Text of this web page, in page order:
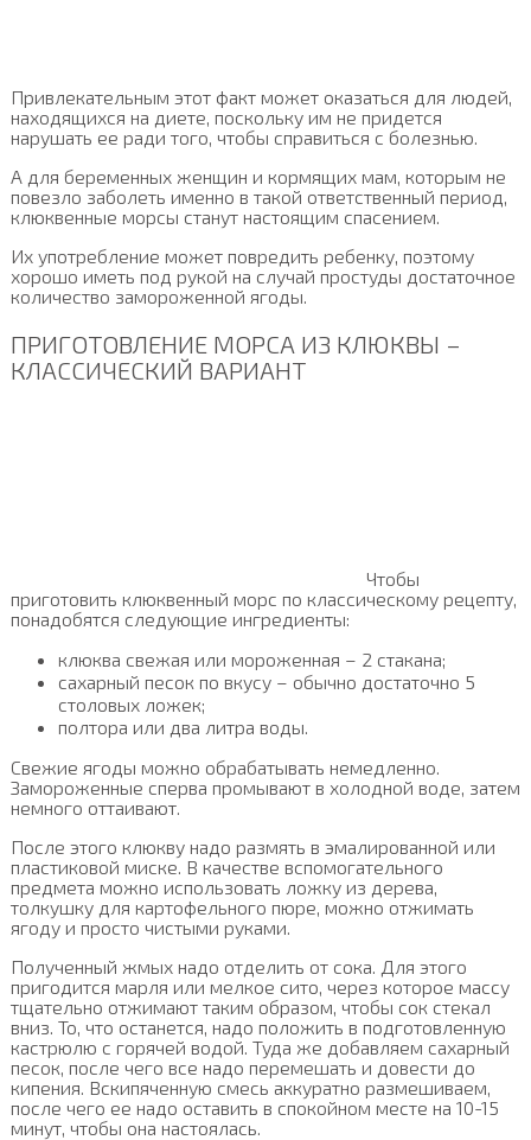
Привлекательным этот факт может оказаться для людей,
находящихся на диете, поскольку им не придется
нарушать ее ради того, чтобы справиться с болезнью.
А для беременных женщин и кормящих мам, которым не
повезло заболеть именно в такой ответственный период,
клюквенные морсы станут настоящим спасением.
Их употребление может повредить ребенку, поэтому
хорошо иметь под рукой на случай простуды достаточное
количество замороженной ягоды.
ПРИГОТОВЛЕНИЕ МОРСА ИЗ КЛЮКВЫ –
КЛАССИЧЕСКИЙ ВАРИАНТ
Чтобы
приготовить клюквенный морс по классическому рецепту,
понадобятся следующие ингредиенты:
клюква свежая или мороженная – 2 стакана;
сахарный песок по вкусу – обычно достаточно 5
столовых ложек;
полтора или два литра воды.
Свежие ягоды можно обрабатывать немедленно.
Замороженные сперва промывают в холодной воде, затем
немного оттаивают.
После этого клюкву надо размять в эмалированной или
пластиковой миске. В качестве вспомогательного
предмета можно использовать ложку из дерева,
толкушку для картофельного пюре, можно отжимать
ягоду и просто чистыми руками.
Полученный жмых надо отделить от сока. Для этого
пригодится марля или мелкое сито, через которое массу
тщательно отжимают таким образом, чтобы сок стекал
вниз. То, что останется, надо положить в подготовленную
кастрюлю с горячей водой. Туда же добавляем сахарный
песок, после чего все надо перемешать и довести до
кипения. Вскипяченную смесь аккуратно размешиваем,
после чего ее надо оставить в спокойном месте на 10-15
минут, чтобы она настоялась.